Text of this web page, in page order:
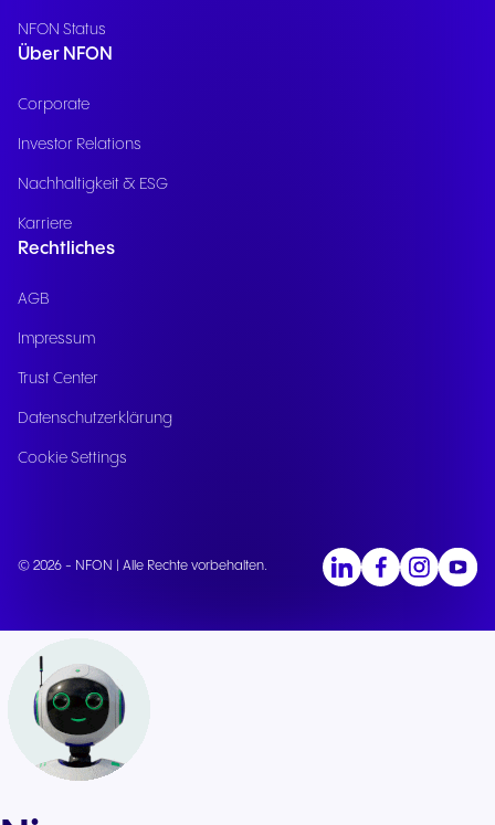
NFON Status
Über NFON
Corporate
Investor Relations
Nachhaltigkeit & ESG
Karriere
Rechtliches
AGB
Impressum
Trust Center
Datenschutzerklärung
Cookie Settings
© 2026 - NFON | Alle Rechte vorbehalten.